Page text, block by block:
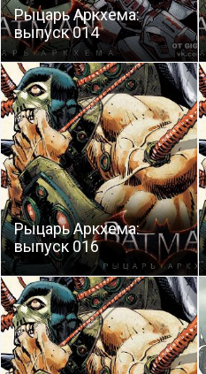
Рыцарь Аркхема:
выпуск 014
Рыцарь Аркхема:
выпуск 016